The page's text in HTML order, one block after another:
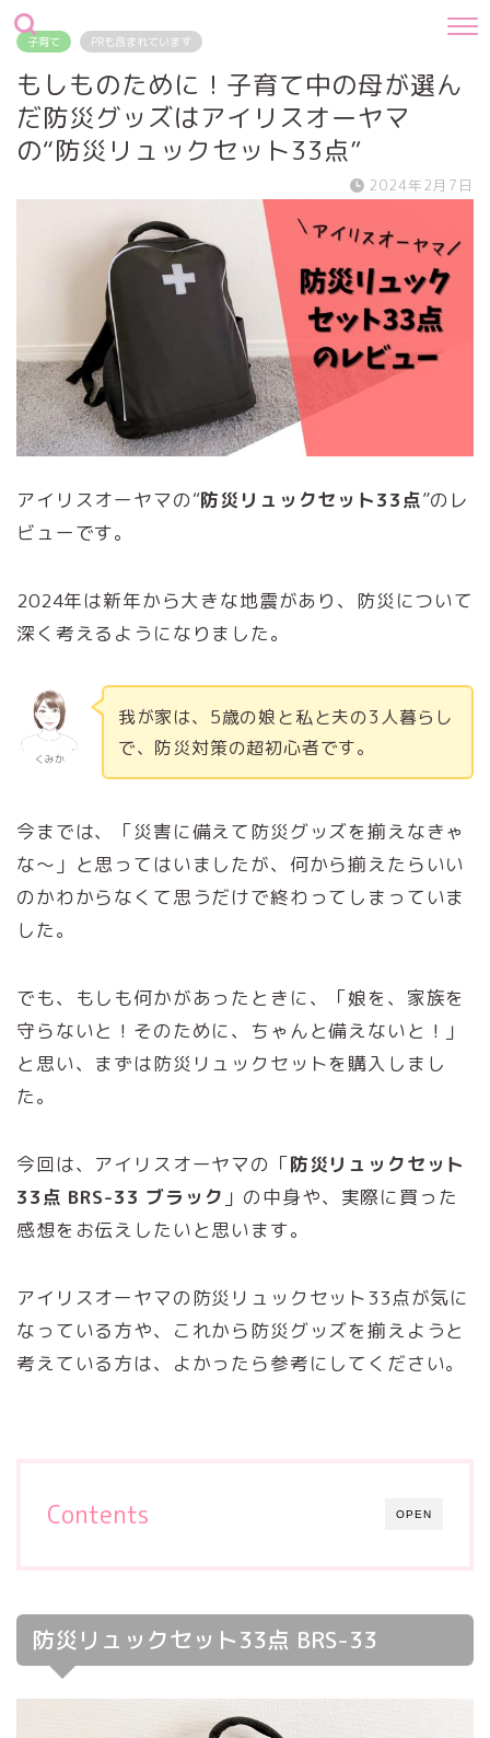
子育て PRも含まれています
もしものために！子育て中の母が選ん
だ防災グッズはアイリスオーヤマ
の“防災リュックセット33点”
2024年2月7日
アイリスオーヤマの“防災リュックセット33点”のレ
ビューです。
2024年は新年から大きな地震があり、防災について
深く考えるようになりました。
くみか
我が家は、5歳の娘と私と夫の3人暮らし
で、防災対策の超初心者です。
今までは、「災害に備えて防災グッズを揃えなきゃ
な～」と思ってはいましたが、何から揃えたらいい
のかわからなくて思うだけで終わってしまっていま
した。
でも、もしも何かがあったときに、「娘を、家族を
守らないと！そのために、ちゃんと備えないと！」
と思い、まずは防災リュックセットを購入しまし
た。
今回は、アイリスオーヤマの「防災リュックセット
33点 BRS-33 ブラック 」の中身や、実際に買った
感想をお伝えしたいと思います。
アイリスオーヤマの防災リュックセット33点が気に
なっている方や、これから防災グッズを揃えようと
考えている方は、よかったら参考にしてください。
OPEN
Contents
防災リュックセット33点 BRS-33